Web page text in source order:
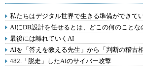
私たちはデジタル世界で生きる準備ができて
AIにDB設計を任せるとは、どこの何のことな
最後には離れていくAI
AIを「答えを教える先生」から「判断の稽古
482.「脱走」したAIのサイバー攻撃